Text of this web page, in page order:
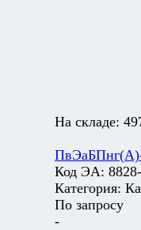
На складе:
Код ЭА:
Категория:
По запросу
-